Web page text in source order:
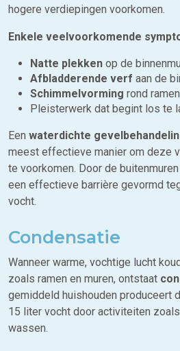
hogere verdiepingen voorkomen.
Enkele veelvoorkomende
Natte plekken op de
Afbladderende verf aan de
Schimmelvorming rond
Pleisterwerk dat begint los te
Een waterdichte
meest effectieve manier om deze
te voorkomen. Door de
een effectieve barrière gevormd
vocht.
Condensatie
Wanneer warme, vochtige lucht
zoals ramen en muren, ontstaat
gemiddeld huishouden produceert
15 liter vocht door activiteiten
wassen.